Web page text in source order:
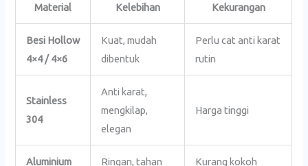
Material Kelebihan Kekurangan
Besi Hollow
4×4 / 4×6
Kuat, mudah
dibentuk
Perlu cat anti karat
rutin
Stainless
304
Anti karat,
mengkilap,
elegan
Harga tinggi
Aluminium
Ringan, tahan
Kurang kokoh